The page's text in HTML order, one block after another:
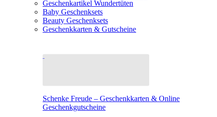
Geschenkartikel Wundertüten
Baby Geschenksets
Beauty Geschenksets
Geschenkkarten & Gutscheine
Schenke Freude – Geschenkkarten & Online
Geschenkgutscheine